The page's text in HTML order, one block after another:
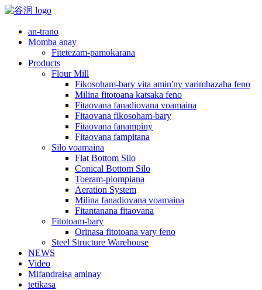
an-trano
Momba anay
Fitetezam-pamokarana
Products
Flour Mill
Fikosoham-bary vita amin'ny varimbazaha feno
Milina fitotoana katsaka feno
Fitaovana fanadiovana voamaina
Fitaovana fikosoham-bary
Fitaovana fanampiny
Fitaovana fampitana
Silo voamaina
Flat Bottom Silo
Conical Bottom Silo
Toeram-piompiana
Aeration System
Milina fanadiovana voamaina
Fitantanana fitaovana
Fitotoam-bary
Orinasa fitotoana vary feno
Steel Structure Warehouse
NEWS
Video
Mifandraisa aminay
tetikasa